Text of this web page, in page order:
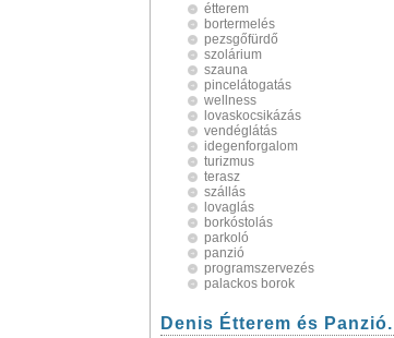
étterem
bortermelés
pezsgőfürdő
szolárium
szauna
pincelátogatás
wellness
lovaskocsikázás
vendéglátás
idegenforgalom
turizmus
terasz
szállás
lovaglás
borkóstolás
parkoló
panzió
programszervezés
palackos borok
Denis Étterem és Panzió.